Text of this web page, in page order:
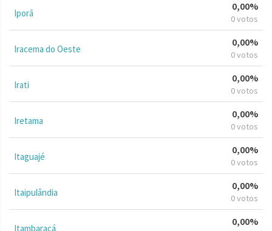
Iporã
0,00%
0 votos
Iracema do Oeste
0,00%
0 votos
Irati
0,00%
0 votos
Iretama
0,00%
0 votos
Itaguajé
0,00%
0 votos
Itaipulândia
0,00%
0 votos
Itambaracá
0,00%